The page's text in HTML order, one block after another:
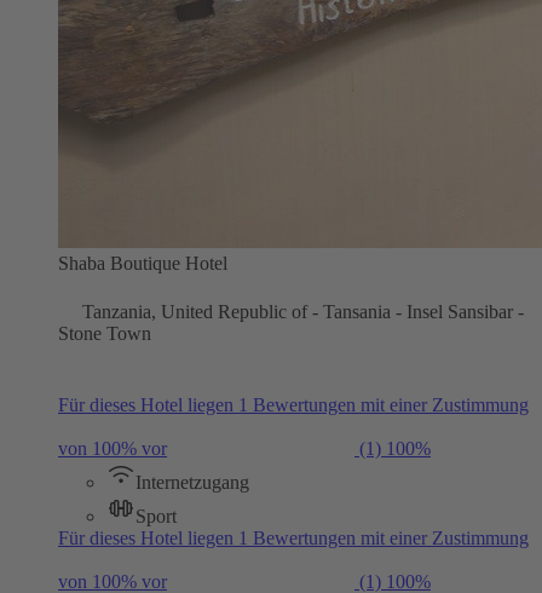
Shaba Boutique Hotel
Tanzania, United Republic of - Tansania - Insel Sansibar -
Stone Town
Für dieses Hotel liegen 1 Bewertungen mit einer Zustimmung
von 100% vor (1) 100%
Internetzugang
Sport
Für dieses Hotel liegen 1 Bewertungen mit einer Zustimmung
von 100% vor (1) 100%